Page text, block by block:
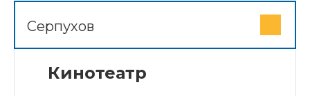
Серпухов
Кинотеатр